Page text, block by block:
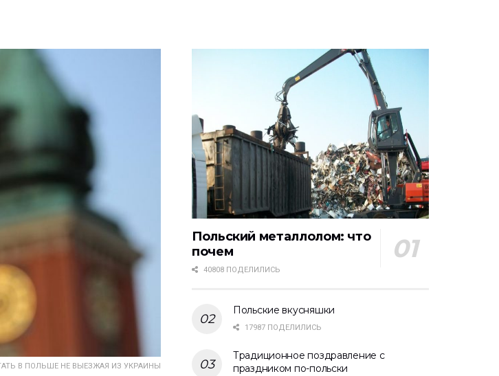
В ПОЛЬШЕ НЕ ВЫЕЗЖАЯ ИЗ УКРАИНЫ
Польский металлолом: что
почем
40808 ПОДЕЛИЛИСЬ
Польские вкусняшки
17987 ПОДЕЛИЛИСЬ
Традиционное поздравление с
праздником по-польски